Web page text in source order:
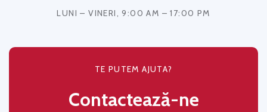
LUNI – VINERI, 9:00 AM – 17:00 PM
TE PUTEM AJUTA?
Contactează-ne